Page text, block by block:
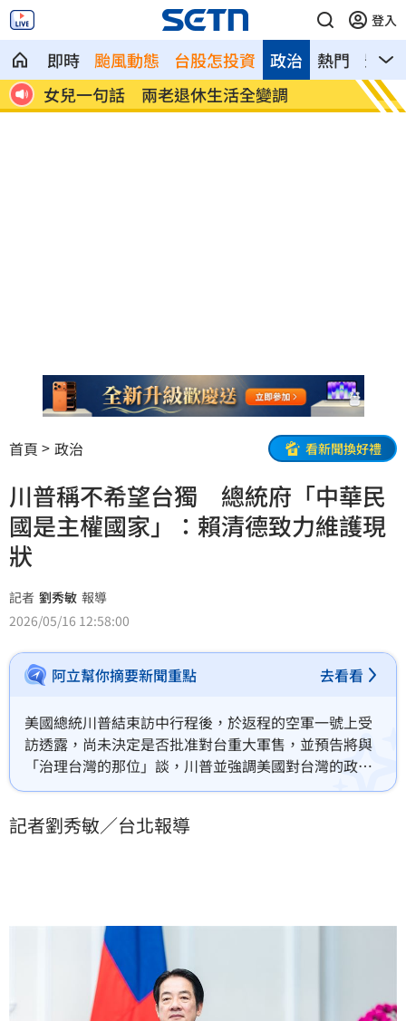
登入
即時 颱風動態 台股怎投資 熱門 影音
政治
女兒一句話 兩老退休生活全變調
記憶
襲
首頁 政治 看新聞換好禮
川普稱不希望台獨 總統府「中華民
國是主權國家」：賴清德致力維護現
狀
記者 劉秀敏 報導
2026/05/16 12:58:00
阿立幫你摘要新聞重點 去看看
美國總統川普結束訪中行程後，於返程的空軍一號上受
訪透露，尚未決定是否批准對台重大軍售，並預告將與
「治理台灣的那位」談，川普並強調美國對台灣的政策
沒有改變，但也「不希望有人說『讓我們走向獨立，因
此，總統府發言人郭雅慧今（16）日也做出回應。
記者劉秀敏／台北報導